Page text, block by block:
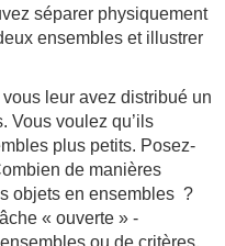
séparer physiquement
ensembles et illustrer
leur avez distribué un
Vous voulez qu’ils
plus petits. Posez-
de manières
objets en ensembles ?
« ouverte » -
ou de critères.